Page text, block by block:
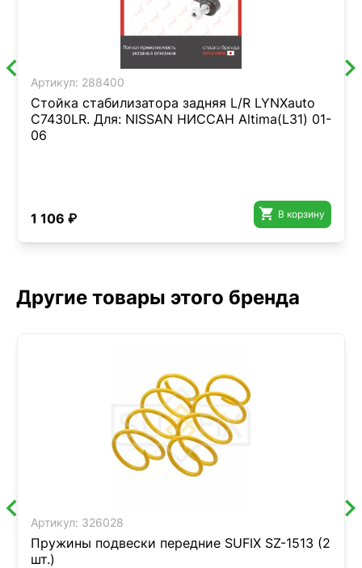
Артикул: 288400
Стойка стабилизатора задняя L/R LYNXauto
C7430LR. Для: NISSAN НИССАН Altima(L31) 01-
06
1 106 ₽  В корзину
Другие товары этого бренда
Артикул: 326028
Пружины подвески передние SUFIX SZ-1513 (2
шт.)